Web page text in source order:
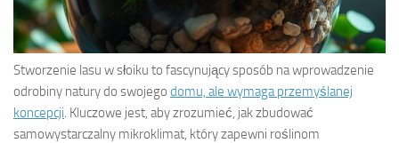
Stworzenie lasu w słoiku to fascynujący sposób na wprowadzenie
odrobiny natury do swojego domu, ale wymaga przemyślanej
koncepcji . Kluczowe jest, aby zrozumieć, jak zbudować
samowystarczalny mikroklimat, który zapewni roślinom